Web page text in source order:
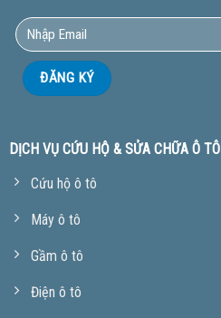
DỊCH VỤ CỨU HỘ & SỬA CHỮA Ô TÔ
Cứu hộ ô tô
Máy ô tô
Gầm ô tô
Điện ô tô